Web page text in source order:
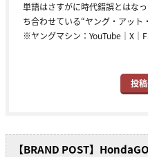
単語はさすがに時代錯誤とはな
ち合わせている“ヤング・アット
※ヤングマシン： YouTube ｜ X ｜
投
【BRAND POST】